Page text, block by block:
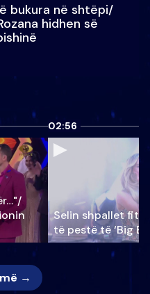
bukura në shtëpi/
hidhen së
02:56
Selin shpallet
të pestë të ‘Big
→